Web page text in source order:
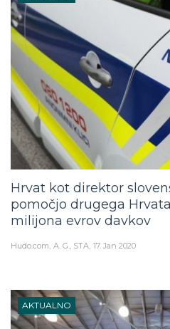
Hrvat kot direktor
pomočjo drugega
milijona evrov davkov
Hudo.com A. G., STA 17. Jan 2020
AKTUALNO